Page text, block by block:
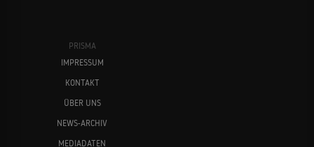
PRISMA
IMPRESSUM
KONTAKT
ÜBER UNS
NEWS-ARCHIV
MEDIADATEN